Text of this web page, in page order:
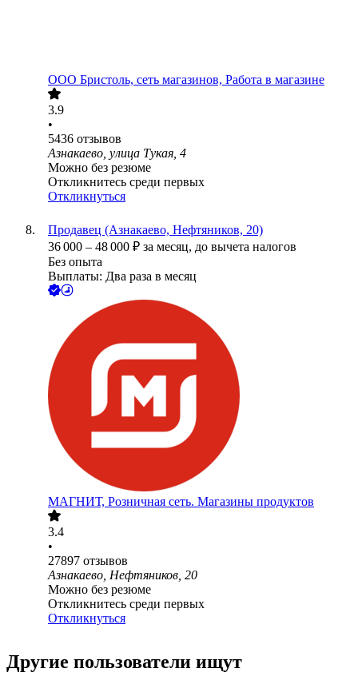
ООО Бристоль, сеть магазинов, Работа в магазине
3.9
•
5436 отзывов
Азнакаево, улица Тукая, 4
Можно без резюме
Откликнитесь среди первых
Откликнуться
Продавец (Азнакаево, Нефтяников, 20)
36 000 – 48 000 ₽ за месяц, до вычета налогов
Без опыта
Выплаты: Два раза в месяц
МАГНИТ, Розничная сеть. Магазины продуктов
3.4
•
27897 отзывов
Азнакаево, Нефтяников, 20
Можно без резюме
Откликнитесь среди первых
Откликнуться
Другие пользователи ищут